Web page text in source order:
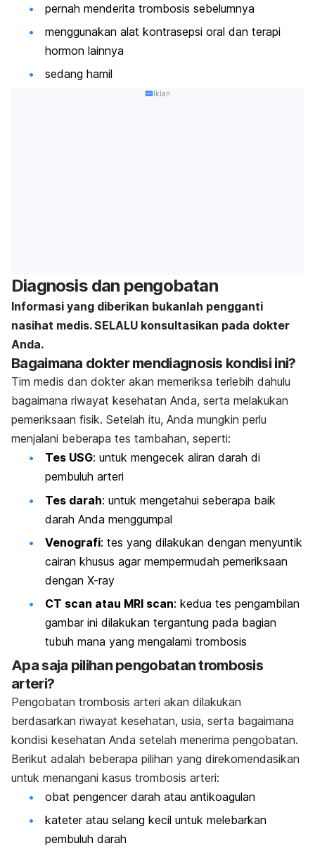
pernah menderita trombosis sebelumnya
menggunakan alat kontrasepsi oral dan terapi
hormon lainnya
sedang hamil
Iklan
Diagnosis dan pengobatan
Informasi yang diberikan bukanlah pengganti
nasihat medis. SELALU konsultasikan pada dokter
Anda.
Bagaimana dokter mendiagnosis kondisi ini?
Tim medis dan dokter akan memeriksa terlebih dahulu
bagaimana riwayat kesehatan Anda, serta melakukan
pemeriksaan fisik. Setelah itu, Anda mungkin perlu
menjalani beberapa tes tambahan, seperti:
Tes USG: untuk mengecek aliran darah di
pembuluh arteri
Tes darah: untuk mengetahui seberapa baik
darah Anda menggumpal
Venografi: tes yang dilakukan dengan menyuntik
cairan khusus agar mempermudah pemeriksaan
dengan X-ray
CT scan atau MRI scan: kedua tes pengambilan
gambar ini dilakukan tergantung pada bagian
tubuh mana yang mengalami trombosis
Apa saja pilihan pengobatan trombosis
arteri?
Pengobatan trombosis arteri akan dilakukan
berdasarkan riwayat kesehatan, usia, serta bagaimana
kondisi kesehatan Anda setelah menerima pengobatan.
Berikut adalah beberapa pilihan yang direkomendasikan
untuk menangani kasus trombosis arteri:
obat pengencer darah atau antikoagulan
kateter atau selang kecil untuk melebarkan
pembuluh darah